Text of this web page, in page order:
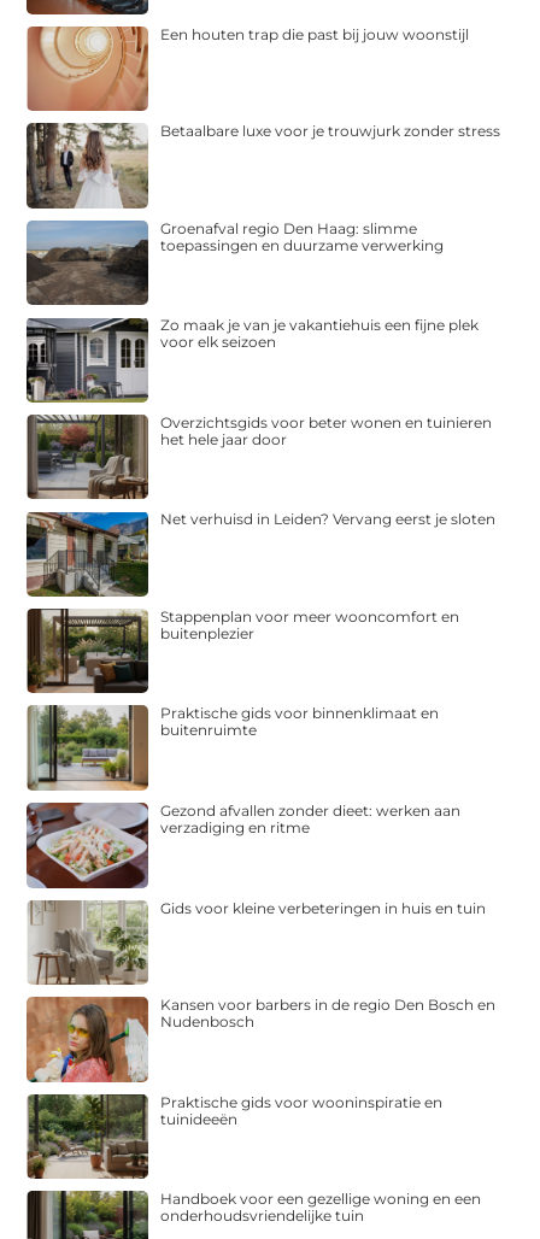
Een houten trap die past bij jouw woonstijl
Betaalbare luxe voor je trouwjurk zonder stress
Groenafval regio Den Haag: slimme
toepassingen en duurzame verwerking
Zo maak je van je vakantiehuis een fijne plek
voor elk seizoen
Overzichtsgids voor beter wonen en tuinieren
het hele jaar door
Net verhuisd in Leiden? Vervang eerst je sloten
Stappenplan voor meer wooncomfort en
buitenplezier
Praktische gids voor binnenklimaat en
buitenruimte
Gezond afvallen zonder dieet: werken aan
verzadiging en ritme
Gids voor kleine verbeteringen in huis en tuin
Kansen voor barbers in de regio Den Bosch en
Nudenbosch
Praktische gids voor wooninspiratie en
tuinideeën
Handboek voor een gezellige woning en een
onderhoudsvriendelijke tuin